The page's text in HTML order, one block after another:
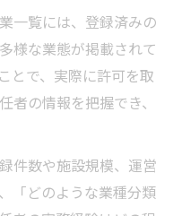
一覧には、登録済みの
様な業態が掲載されて
とで、実際に許可を取
者の情報を把握でき、
件数や施設規模、運営
「どのような業種分類